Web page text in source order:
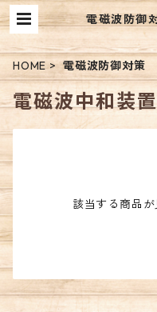
電磁波防御
「電
HOME 電磁波防御対策
電磁波中和装置
該当する商品が